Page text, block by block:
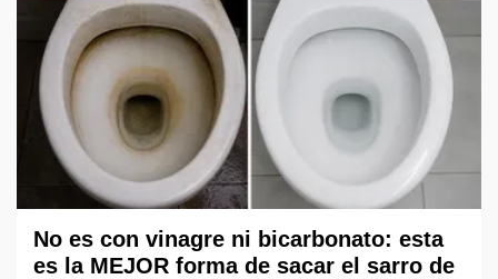
No es con vinagre ni bicarbonato: esta
es la MEJOR forma de sacar el sarro de